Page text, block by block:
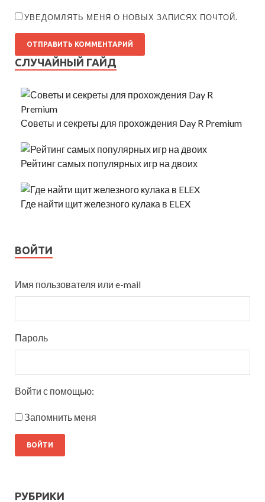
УВЕДОМЛЯТЬ МЕНЯ О НОВЫХ ЗАПИСЯХ ПОЧТОЙ.
СЛУЧАЙНЫЙ ГАЙД
Советы и секреты для прохождения Day R Premium
Рейтинг самых популярных игр на двоих
Где найти щит железного кулака в ELEX
ВОЙТИ
Имя пользователя или e-mail
Пароль
Войти с помощью:
Запомнить меня
РУБРИКИ